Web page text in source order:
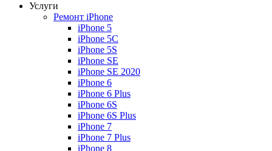
Услуги
Ремонт iPhone
iPhone 5
iPhone 5C
iPhone 5S
iPhone SE
iPhone SE 2020
iPhone 6
iPhone 6 Plus
iPhone 6S
iPhone 6S Plus
iPhone 7
iPhone 7 Plus
iPhone 8